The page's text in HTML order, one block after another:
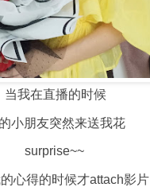
当我在直播的时候
小朋友突然来送我花
surprise~~
心得的时候才attach影片